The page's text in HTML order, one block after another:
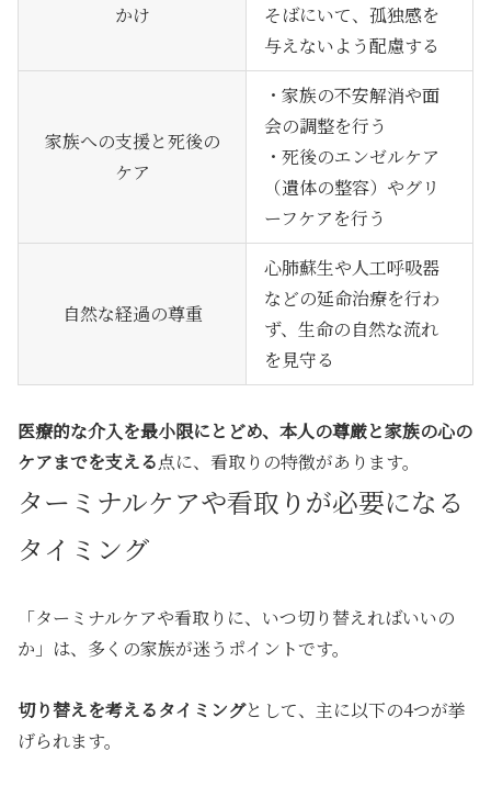
かけ
そばにいて、孤独感を
与えないよう配慮する
家族への支援と死後の
ケア
・家族の不安解消や面
会の調整を行う
・死後のエンゼルケア
（遺体の整容）やグリ
ーフケアを行う
自然な経過の尊重
心肺蘇生や人工呼吸器
などの延命治療を行わ
ず、生命の自然な流れ
を見守る
医療的な介入を最小限にとどめ、本人の尊厳と家族の心の
ケアまでを支える点に、看取りの特徴があります。
ターミナルケアや看取りが必要になる
タイミング
「ターミナルケアや看取りに、いつ切り替えればいいの
か」は、多くの家族が迷うポイントです。
切り替えを考えるタイミングとして、主に以下の4つが挙
げられます。